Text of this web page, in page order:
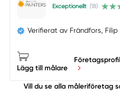
Exceptionellt (18)
Verifierat av Frändfors, Filip
Lägg till målare
Företagsprofil
Vill du se alla måleriföretag